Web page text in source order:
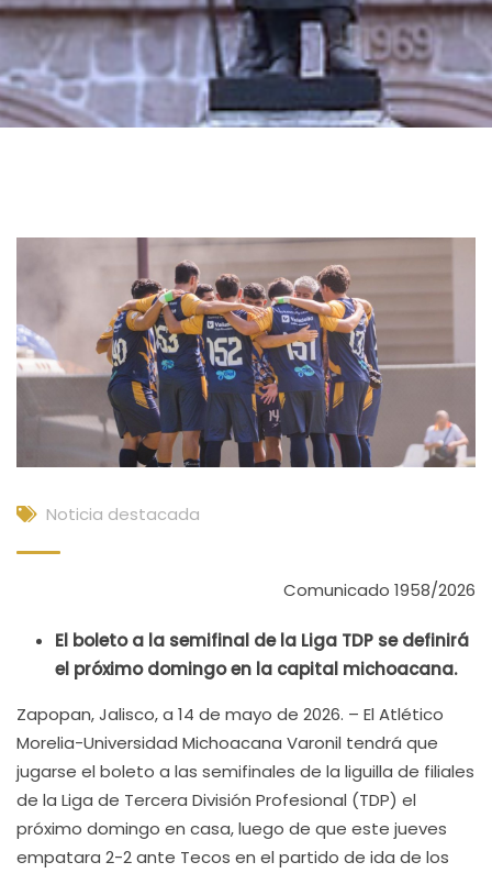
Noticia destacada
Comunicado 1958/2026
El boleto a la semifinal de la Liga TDP se definirá
el próximo domingo en la capital michoacana.
Zapopan, Jalisco, a 14 de mayo de 2026. – El Atlético
Morelia-Universidad Michoacana Varonil tendrá que
jugarse el boleto a las semifinales de la liguilla de filiales
de la Liga de Tercera División Profesional (TDP) el
próximo domingo en casa, luego de que este jueves
empatara 2-2 ante Tecos en el partido de ida de los